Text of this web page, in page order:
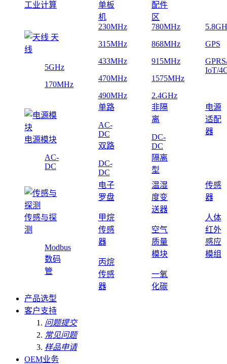
工业计算
单板
机
配件
区
天
线
5GHz
170MHz
230MHz
315MHz
433MHz
470MHz
490MHz
780MHz
868MHz
915MHz
1575MHz
2.4GHz
GPS
IoT/
电源模块
AC-
DC
单路
AC-
DC
双路
DC-
DC
非隔
离
DC-
DC
隔离
型
电源
适配
器
传感与探
测
Modbus
数码
管
电子
罗盘
甲烷
传感
器
丙烷
传感
器
温湿
度变
送器
空气
质量
模块
一氧
化碳
传感
器
人体
红外
感应
模组
产品选型
客户支持
问题提交
常见问题
样品申请
OEM业务